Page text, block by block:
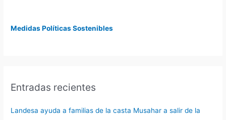
Medidas Políticas Sostenibles
Entradas recientes
Landesa ayuda a familias de la casta Musahar a salir de la